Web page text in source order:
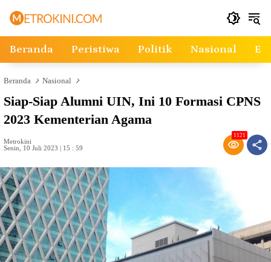
Beranda Peristiwa Politik Nasional
Beranda Nasional
Siap-Siap Alumni UIN, Ini 10 Formasi CPNS
2023 Kementerian Agama
Metrokini
Senin, 10 Juli 2023 | 15 : 59
1121